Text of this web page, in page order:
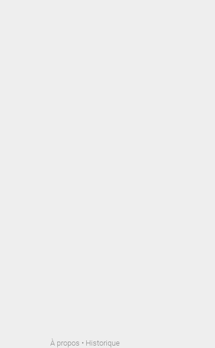
À propos • Historique